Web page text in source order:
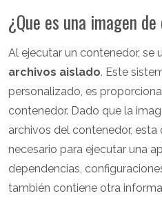
¿Que es una imagen
Al ejecutar un contenedor, se
archivos aislado. Este
personalizado, es
contenedor. Dado que la
archivos del contenedor,
necesario para ejecutar una
dependencias,
también contiene otra